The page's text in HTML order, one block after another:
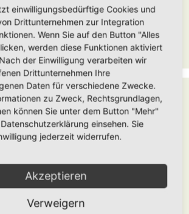
im Forum, dort helfen wir Euch gerne weiter.
Text verschickt, verwende daher kein HTML oder
für die E-Mail wird deine E-Mail-Adresse angegeben.
einwilligungsbedürftige Cookies und
Drittunternehmen zur Integration
Wenn Sie auf den Button "Alles
werden diese Funktionen aktiviert
der Einwilligung verarbeiten wir
Drittunternehmen Ihre
Daten für verschiedene Zwecke.
zu Zweck, Rechtsgrundlagen,
können Sie unter dem Button "Mehr"
einsehen. Sie
jederzeit widerrufen.
Akzeptieren
Verweigern